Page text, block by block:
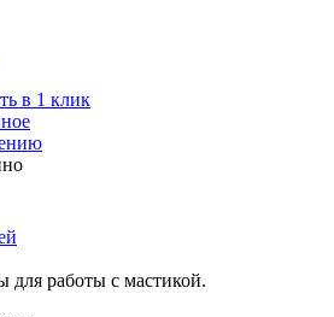
в 1 клик
для работы с мастикой.